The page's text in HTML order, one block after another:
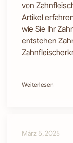
von
Artikel
wie Sie Ihr
entstehen
Weiterlesen
März 5, 2025